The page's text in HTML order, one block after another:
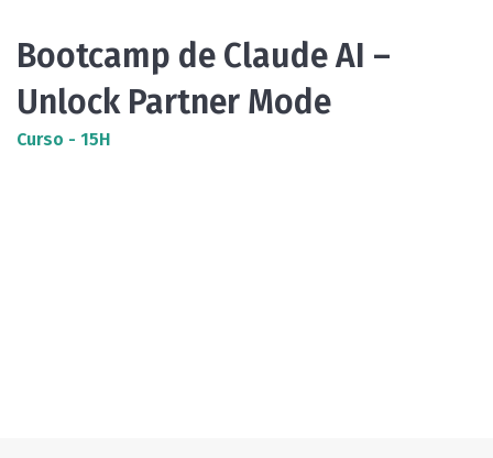
Bootcamp de Claude AI –
Unlock Partner Mode
Curso - 15H